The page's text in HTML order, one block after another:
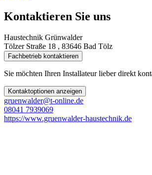
Kontaktieren Sie uns
Haustechnik Grünwalder
Tölzer Straße 18 , 83646 Bad Tölz
Fachbetrieb kontaktieren
Sie möchten Ihren Installateur lieber direkt
Kontaktoptionen anzeigen
gruenwalder@t-online.de
08041 7939069
https://www.gruenwalder-haustechnik.de